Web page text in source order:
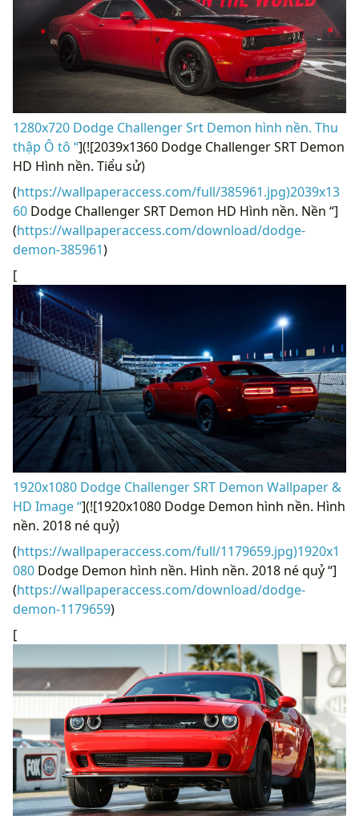
1280x720 Dodge Challenger Srt Demon hình nền. Thu
thập Ô tô “](![2039x1360 Dodge Challenger SRT Demon
HD Hình nền. Tiểu sử)
(https://wallpaperaccess.com/full/385961.jpg)2039x13
60 Dodge Challenger SRT Demon HD Hình nền. Nền “]
(https://wallpaperaccess.com/download/dodge-
demon-385961)
[
1920x1080 Dodge Challenger SRT Demon Wallpaper &
HD Image “](![1920x1080 Dodge Demon hình nền. Hình
nền. 2018 né quỷ)
(https://wallpaperaccess.com/full/1179659.jpg)1920x1
080 Dodge Demon hình nền. Hình nền. 2018 né quỷ “]
(https://wallpaperaccess.com/download/dodge-
demon-1179659)
[